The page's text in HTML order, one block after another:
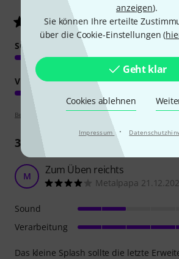
anzeigen).
Sie können Ihre erteilte
über die Cookie-Einstellungen (
Geht klar
Cookies ablehnen
Impressum ·
4.4/ 5
SOUND
VERARBEITUNG
Bewertungsrichtlinien
37
M Zum Üben reichts
Metalpapa
Das kleine Splash sollte die letzte
Sound
Verarbeitung